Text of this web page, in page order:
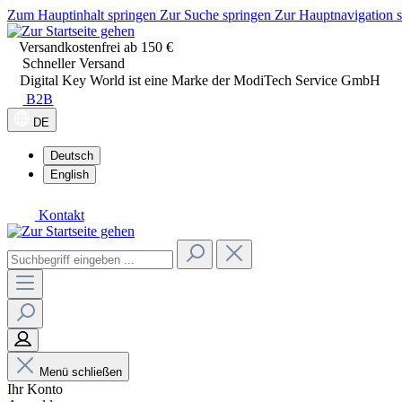
Zum Hauptinhalt springen Zur Suche springen Zur Hauptnavigation
Versandkostenfrei ab 150 €
Schneller Versand
Digital Key World ist eine Marke der ModiTech Service GmbH
B2B
DE
Deutsch
English
Kontakt
Menü schließen
Ihr Konto